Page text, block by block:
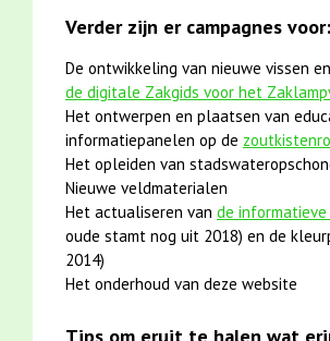
Verder zijn er campagnes voor:
De ontwikkeling van nieuwe vissen
de digitale Zakgids voor het
Het ontwerpen en plaatsen van
informatiepanelen op de
Het opleiden van
Nieuwe veldmaterialen
Het actualiseren van de
oude stamt nog uit 2018) en de
2014)
Het onderhoud van deze website